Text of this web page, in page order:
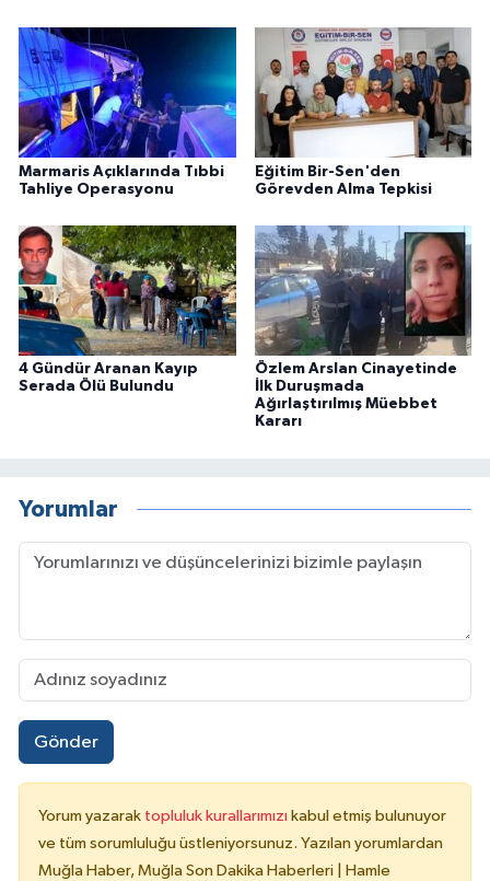
Marmaris Açıklarında Tıbbi
Tahliye Operasyonu
Eğitim Bir-Sen'den
Görevden Alma Tepkisi
4 Gündür Aranan Kayıp
Serada Ölü Bulundu
Özlem Arslan Cinayetinde
İlk Duruşmada
Ağırlaştırılmış Müebbet
Kararı
Yorumlar
Gönder
Yorum yazarak topluluk kurallarımızı kabul etmiş bulunuyor
ve tüm sorumluluğu üstleniyorsunuz. Yazılan yorumlardan
Muğla Haber, Muğla Son Dakika Haberleri | Hamle